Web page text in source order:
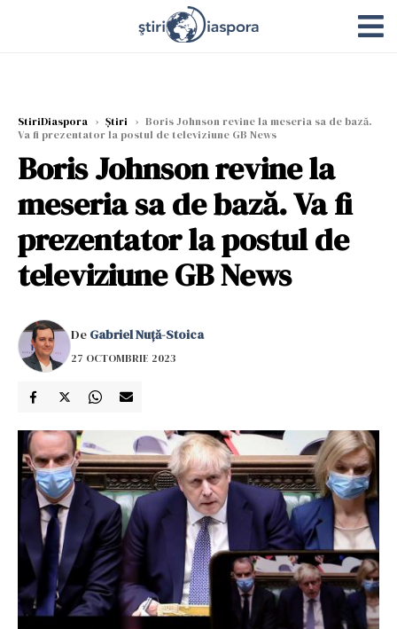
StiriDiaspora › Știri › Boris Johnson revine la meseria sa de bază.
Va fi prezentator la postul de televiziune GB News
Boris Johnson revine la
meseria sa de bază. Va fi
prezentator la postul de
televiziune GB News
De Gabriel Nuță-Stoica
27 OCTOMBRIE 2023